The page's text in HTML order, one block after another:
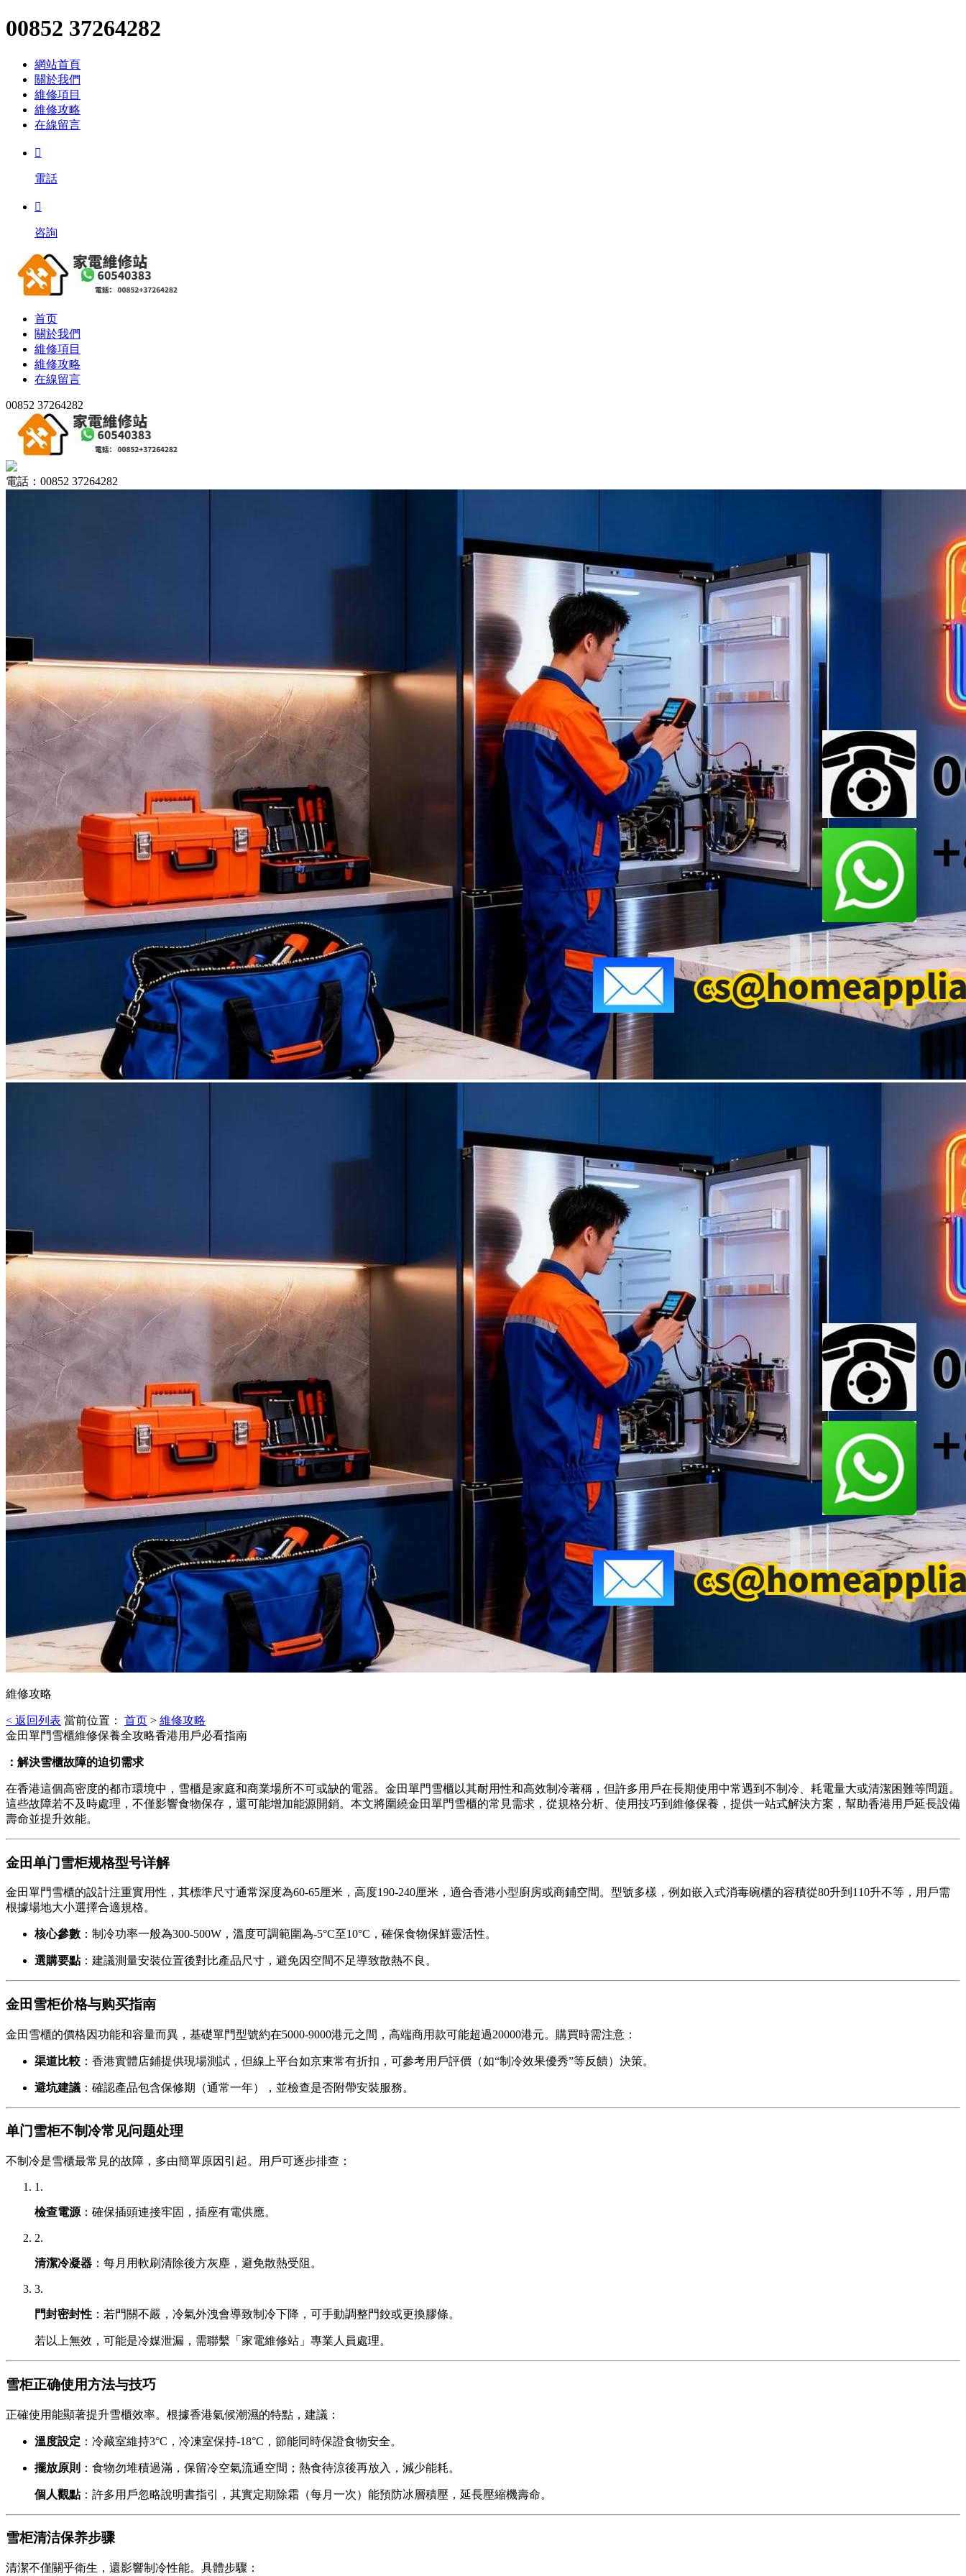
00852 37264282
網站首頁
關於我們
維修項目
維修攻略
在線留言

電話

咨詢
首页
關於我們
維修項目
維修攻略
在線留言
00852 37264282
電話：00852 37264282
維修攻略
< 返回列表 當前位置： 首页 > 維修攻略
金田單門雪櫃維修保養全攻略香港用戶必看指南
：解決雪櫃故障的迫切需求
在香港這個高密度的都市環境中，雪櫃是家庭和商業場所不可或缺的電器。金田單門雪櫃以其耐用性和高效制冷著稱，但許多用戶在長期使用中常遇到不制冷、耗電量大或清潔困難等問題。
這些故障若不及時處理，不僅影響食物保存，還可能增加能源開銷。本文將圍繞金田單門雪櫃的常見需求，從規格分析、使用技巧到維修保養，提供一站式解決方案，幫助香港用戶延長設備
壽命並提升效能。
金田单门雪柜规格型号详解
金田單門雪櫃的設計注重實用性，其標準尺寸通常深度為60-65厘米，高度190-240厘米，適合香港小型廚房或商鋪空間。型號多樣，例如嵌入式消毒碗櫃的容積從80升到110升不等，用戶需
根據場地大小選擇合適規格。
核心參數 ：制冷功率一般為300-500W，溫度可調範圍為-5°C至10°C，確保食物保鮮靈活性。
選購要點：建議測量安裝位置後對比產品尺寸，避免因空間不足導致散熱不良。
金田雪柜价格与购买指南
金田雪櫃的價格因功能和容量而異，基礎單門型號約在5000-9000港元之間，高端商用款可能超過20000港元。購買時需注意：
渠道比較 ：香港實體店鋪提供現場測試，但線上平台如京東常有折扣，可參考用戶評價（如“制冷效果優秀”等反饋）決策。
避坑建議 ：確認產品包含保修期（通常一年），並檢查是否附帶安裝服務。
单门雪柜不制冷常见问题处理
不制冷是雪櫃最常見的故障，多由簡單原因引起。用戶可逐步排查：
1.
檢查電源 ：確保插頭連接牢固，插座有電供應。
2.
清潔冷凝器 ：每月用軟刷清除後方灰塵，避免散熱受阻。
3.
門封密封性 ：若門關不嚴，冷氣外洩會導致制冷下降，可手動調整門鉸或更換膠條。
若以上無效，可能是冷媒泄漏，需聯繫「家電維修站」專業人員處理。
雪柜正确使用方法与技巧
正確使用能顯著提升雪櫃效率。根據香港氣候潮濕的特點，建議：
溫度設定 ：冷藏室維持3°C，冷凍室保持-18°C，節能同時保證食物安全。
擺放原則 ：食物勿堆積過滿，保留冷空氣流通空間；熱食待涼後再放入，減少能耗。
個人觀點：許多用戶忽略說明書指引，其實定期除霜（每月一次）能預防冰層積壓，延長壓縮機壽命。
雪柜清洁保养步骤
清潔不僅關乎衛生，還影響制冷性能。具體步驟：